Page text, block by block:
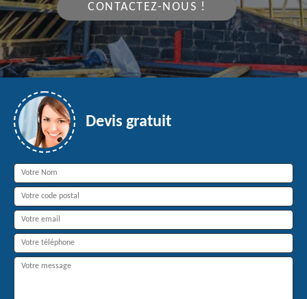
CONTACTEZ-NOUS !
Devis gratuit